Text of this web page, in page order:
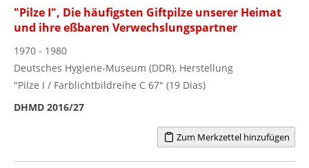
"Pilze I", Die häufigsten Giftpilze unserer Heimat
und ihre eßbaren Verwechslungspartner
1970 - 1980
Deutsches Hygiene-Museum (DDR), Herstellung
"Pilze I / Farblichtbildreihe C 67" (19 Dias)
DHMD 2016/27
Zum Merkzettel hinzufügen